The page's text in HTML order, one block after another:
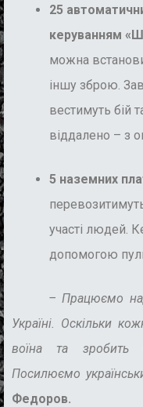
25
керуванням
можна
іншу зброю.
вестимуть бій
віддалено – з
5 наземних
участі людей.
допомогою
– Працюємо
Україні. Оскільки
воїна та зробить
Посилюємо
Федоров.